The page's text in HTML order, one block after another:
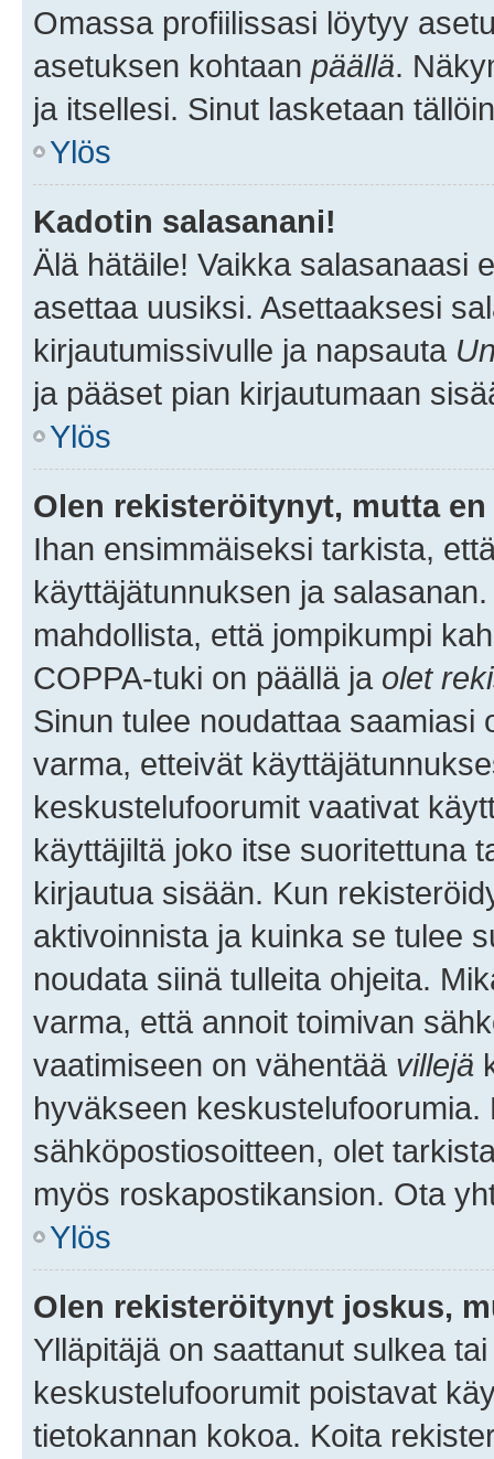
Omassa profiilissasi löytyy
asetuksen kohtaan päällä.
ja itsellesi. Sinut lasketaan
Ylös
Kadotin salasanani!
Älä hätäile! Vaikka salasanaasi
asettaa uusiksi. Asettaaksesi
kirjautumissivulle ja napsauta
ja pääset pian kirjautumaan
Ylös
Olen rekisteröitynyt, mutta
Ihan ensimmäiseksi tarkista,
käyttäjätunnuksen ja
mahdollista, että jompikumpi
COPPA-tuki on päällä ja olet
Sinun tulee noudattaa saamiasi
varma, etteivät
keskustelufoorumit vaativat
käyttäjiltä joko itse suoritettuna
kirjautua sisään. Kun
aktivoinnista ja kuinka se tulee
noudata siinä tulleita ohjeita.
varma, että annoit toimivan
vaatimiseen on vähentää villejä
hyväkseen
sähköpostiosoitteen, olet
myös roskapostikansion. Ota
Ylös
Olen rekisteröitynyt joskus,
Ylläpitäjä on saattanut sulkea
keskustelufoorumit poistavat
tietokannan kokoa. Koita